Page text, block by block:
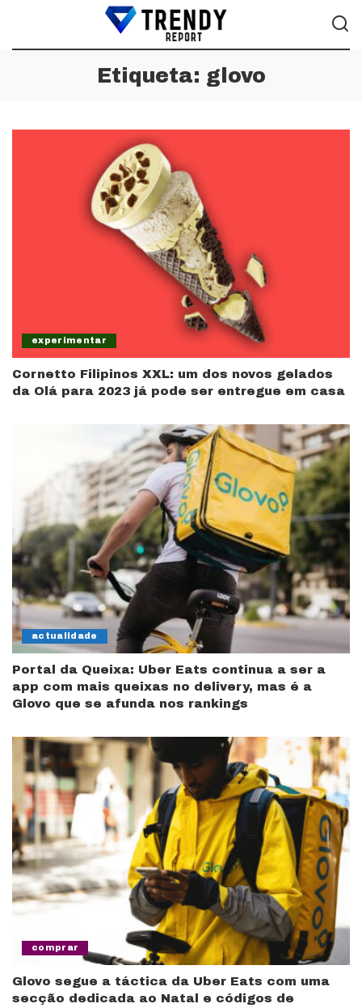
Etiqueta: glovo
experimentar
Cornetto Filipinos XXL: um dos novos gelados
da Olá para 2023 já pode ser entregue em casa
actualidade
Portal da Queixa: Uber Eats continua a ser a
app com mais queixas no delivery, mas é a
Glovo que se afunda nos rankings
comprar
Glovo segue a táctica da Uber Eats com uma
secção dedicada ao Natal e códigos de